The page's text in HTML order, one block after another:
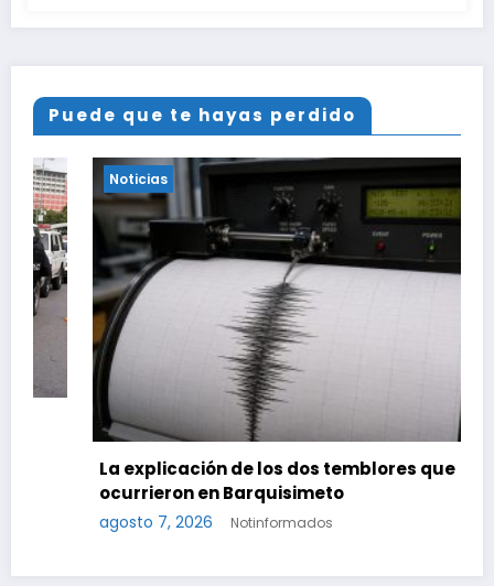
Puede que te hayas perdido
Noticias
La explicación de los dos temblores que
ocurrieron en Barquisimeto
agosto 7, 2026 Notinformados